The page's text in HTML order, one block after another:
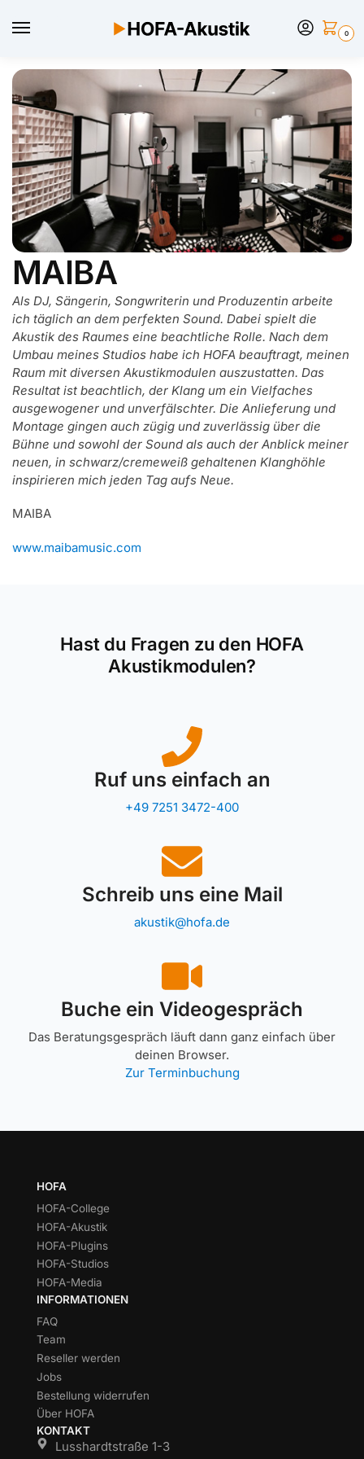
0
MAIBA
Als DJ, Sängerin, Songwriterin und Produzentin arbeite
ich täglich an dem perfekten Sound. Dabei spielt die
Akustik des Raumes eine beachtliche Rolle. Nach dem
Umbau meines Studios habe ich HOFA beauftragt, meinen
Raum mit diversen Akustikmodulen auszustatten. Das
Resultat ist beachtlich, der Klang um ein Vielfaches
ausgewogener und unverfälschter. Die Anlieferung und
Montage gingen auch zügig und zuverlässig über die
Bühne und sowohl der Sound als auch der Anblick meiner
neuen, in schwarz/cremeweiß gehaltenen Klanghöhle
inspirieren mich jeden Tag aufs Neue.
MAIBA
www.maibamusic.com
Hast du Fragen zu den HOFA
Akustikmodulen?
Ruf uns einfach an
+49 7251 3472-400
Schreib uns eine Mail
akustik@hofa.de
Buche ein Videogespräch
Das Beratungsgespräch läuft dann ganz einfach über
deinen Browser.
Zur Terminbuchung
HOFA
HOFA-College
HOFA-Akustik
HOFA-Plugins
HOFA-Studios
HOFA-Media
INFORMATIONEN
FAQ
Team
Reseller werden
Jobs
Bestellung widerrufen
Über HOFA
KONTAKT
Lusshardtstraße 1-3